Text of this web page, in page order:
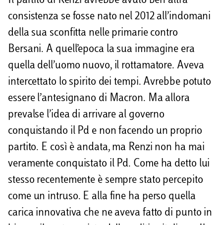
consistenza se fosse nato nel 2012 all’indomani
della sua sconfitta nelle primarie contro
Bersani. A quell’epoca la sua immagine era
quella dell’uomo nuovo, il rottamatore. Aveva
intercettato lo spirito dei tempi. Avrebbe potuto
essere l’antesignano di Macron. Ma allora
prevalse l’idea di arrivare al governo
conquistando il Pd e non facendo un proprio
partito. E così è andata, ma Renzi non ha mai
veramente conquistato il Pd. Come ha detto lui
stesso recentemente è sempre stato percepito
come un intruso. E alla fine ha perso quella
carica innovativa che ne aveva fatto di punto in